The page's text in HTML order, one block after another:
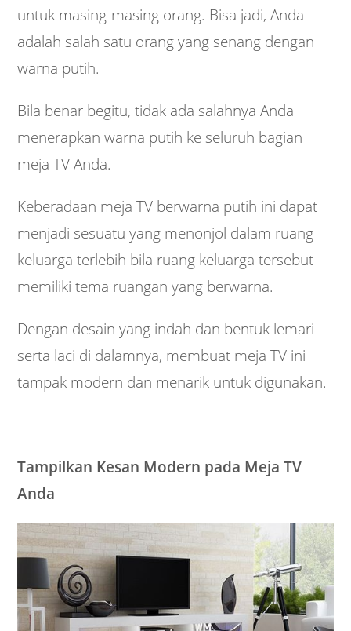
untuk masing-masing orang. Bisa jadi, Anda
adalah salah satu orang yang senang dengan
warna putih.
Bila benar begitu, tidak ada salahnya Anda
menerapkan warna putih ke seluruh bagian
meja TV Anda.
Keberadaan meja TV berwarna putih ini dapat
menjadi sesuatu yang menonjol dalam ruang
keluarga terlebih bila ruang keluarga tersebut
memiliki tema ruangan yang berwarna.
Dengan desain yang indah dan bentuk lemari
serta laci di dalamnya, membuat meja TV ini
tampak modern dan menarik untuk digunakan.
Tampilkan Kesan Modern pada Meja TV
Anda